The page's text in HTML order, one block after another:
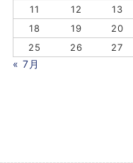
11
12 13
18
19 20
25
26 27
« 7月